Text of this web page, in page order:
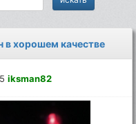
в хорошем качестве
iksman82